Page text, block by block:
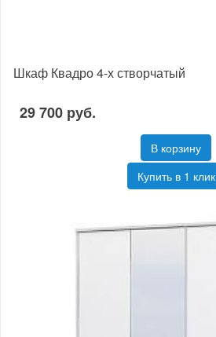
Шкаф Квадро 4-х створчатый
29 700 руб.
В корзину
Купить в 1 клик